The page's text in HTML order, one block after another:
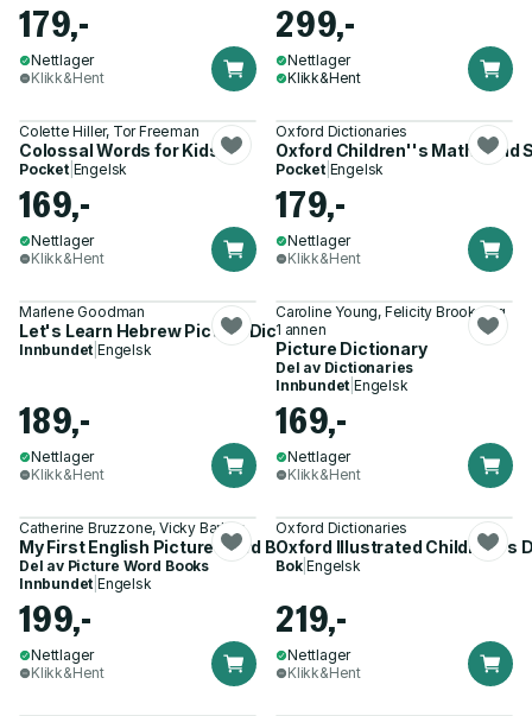
179,-
Nettlager
Klikk&Hent
299,-
Nettlager
Klikk&Hent
Colette Hiller, Tor Freeman
Colossal Words for Kids
Pocket| Engelsk
169,-
Nettlager
Klikk&Hent
Oxford Dictionaries
Oxford Children''s Maths and
Pocket| Engelsk
179,-
Nettlager
Klikk&Hent
Marlene Goodman
Let's Learn Hebrew Picture Dictionary
Innbundet |Engelsk
189,-
Nettlager
Klikk&Hent
Caroline Young, Felicity Brooks og
1 annen
Picture Dictionary
Del av Dictionaries
Innbundet |Engelsk
169,-
Nettlager
Klikk&Hent
Catherine Bruzzone, Vicky Barker
My First English Picture Word Book
Del av Picture Word Books
Innbundet |Engelsk
199,-
Nettlager
Klikk&Hent
Oxford Dictionaries
Oxford Illustrated Children''s
Bok|Engelsk
219,-
Nettlager
Klikk&Hent